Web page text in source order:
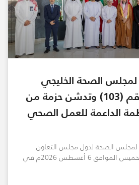
لمجلس الصحة الخليجي
تعقد اجتماعها رقم (103) وتدشن حزمة من
الداعمة للعمل الصحي
لمجلس الصحة لدول مجلس التعاون
اجتماعها رقم (103)، الخميس الموافق 6 أغسطس 2026م في